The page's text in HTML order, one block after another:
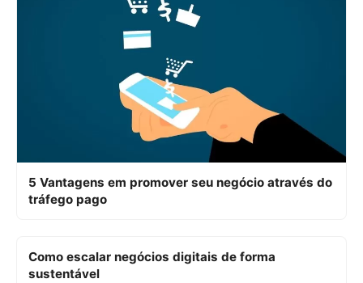
5 Vantagens em promover seu negócio através do
tráfego pago
Como escalar negócios digitais de forma
sustentável